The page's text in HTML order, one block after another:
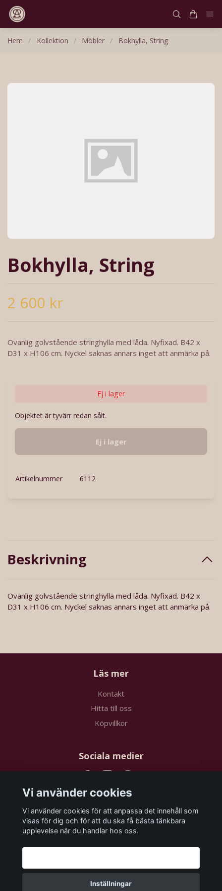
Hem / Kollektion / Möbler / Bokhylla, String
Bokhylla, String
2 600 kr
Ovanlig golvstående stringhylla med låda. Nyfixad. B42 x
D31 x H106 cm. Nyckel saknas annars inget att anmärka på.
Ej i lager
Objektet är tyvärr redan sålt.
Ej i lager
Artikelnummer 6112
Beskrivning
Ovanlig golvstående stringhylla med låda. Nyfixad. B42 x
D31 x H106 cm. Nyckel saknas annars inget att anmärka på.
Läs mer
Kontakt
Hitta till oss
Köpvillkor
Sociala medier
Prenumerera på vårt nyhetsbrev
Vi använder cookies
Vi använder cookies för att anpassa det innehåll som
visas för dig och för att du ska få bästa tänkbara
upplevelse när du handlar hos oss.
Inställningar